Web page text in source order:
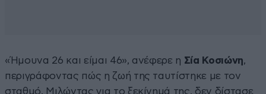
«Ήμουνα 26 και είμαι 46», ανέφερε η Σία Κοσιώνη,
περιγράφοντας πώς η ζωή της ταυτίστηκε με τον
σταθμό. Μιλώντας για το ξεκίνημά της, δεν δίστασε